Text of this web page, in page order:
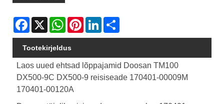
Facebook
X WhatsAppPinterestLinkedIn
Tootekirjeldus
Laos uued ehtsad lõppajamid Doosan TM100
DX500-9C DX500-9 reisiseade 170401-00009M
170401-00120A